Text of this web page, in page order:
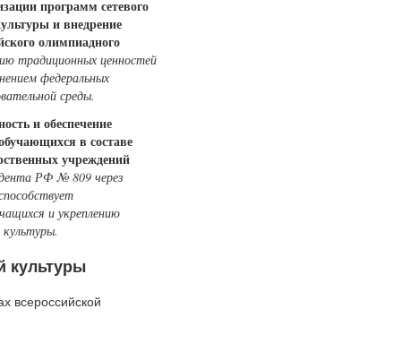
программ сетевого
и внедрение
олимпиадного
традиционных ценностей
федеральных
среды.
и обеспечение
в составе
учреждений
РФ № 809 через
и укреплению
культуры
всероссийской